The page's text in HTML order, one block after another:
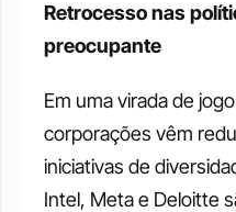
Retrocesso nas
preocupante
Em uma virada de
corporações vêm
iniciativas de
Intel, Meta e Deloitte